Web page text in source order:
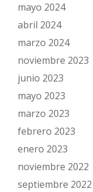
mayo 2024
abril 2024
marzo 2024
noviembre 2023
junio 2023
mayo 2023
marzo 2023
febrero 2023
enero 2023
noviembre 2022
septiembre 2022